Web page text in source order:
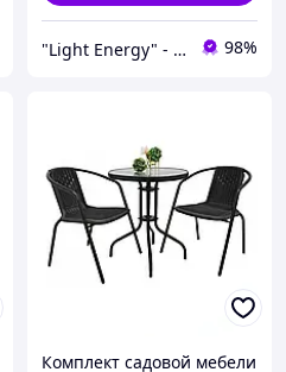
"Light Energy" - интернет-магазин 98%
Комплект садовой мебели